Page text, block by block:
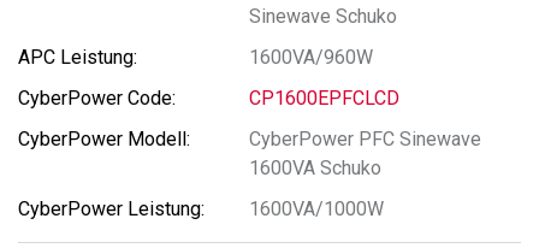
Sinewave Schuko
1600VA/960W
CP1600EPFCLCD
CyberPower PFC Sinewave
1600VA Schuko
1600VA/1000W